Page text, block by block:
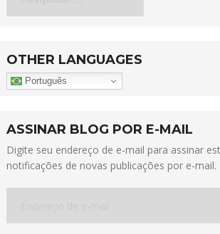
OTHER LANGUAGES
Português
ASSINAR BLOG POR E-MAIL
Digite seu endereço de e-mail para assinar
notificações de novas publicações por e-mail.
e-